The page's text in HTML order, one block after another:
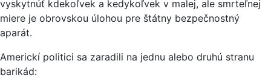
vyskytnúť kdekoľvek a kedykoľvek v malej, ale smrteľnej
miere je obrovskou úlohou pre štátny bezpečnostný
aparát.
Americkí politici sa zaradili na jednu alebo druhú stranu
barikád: